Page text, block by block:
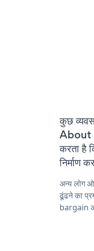
कुछ
About
करता
निर्माण
अन्य लोग
ढूंढने का
bargain